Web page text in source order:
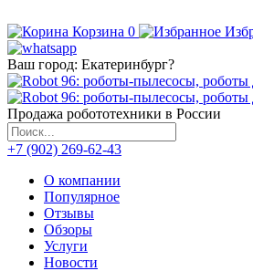
Корзина 0
Ваш город: Екатеринбург?
Продажа робототехники в России
+7 (902) 269-62-43
О компании
Популярное
Отзывы
Обзоры
Услуги
Новости